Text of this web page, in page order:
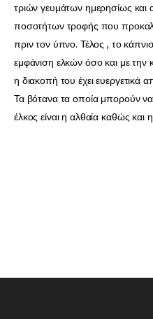
τριών γευμάτων ημερησίως
ποσοτήτων τροφής που
πριν τον ύπνο. Τέλος , το
εμφάνιση ελκών όσο και με
η διακοπή του έχει ευεργετικά
Τα βότανα τα οποία μπορούν
έλκος είναι η αλθαία καθώς